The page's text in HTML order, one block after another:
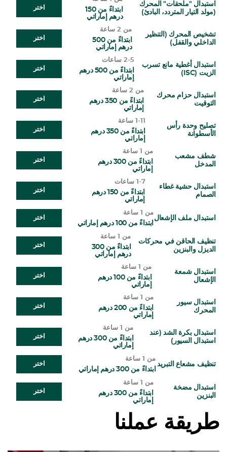
استبدال "ملحقات" المحرك
(مولد التيار المتردد، البادئ)
ابتداءً من 150
درهم إماراتي
اختر
تشخيص المحرك (التنظير
الداخلي والقفل)
من 2 ساعة
ابتداءً من 500
درهم إماراتي
اختر
استبدال أغطية مانع تسرب
الزيت (ISC)
2-5 ساعات
ابتداءً من 500 درهم
إماراتي
اختر
استبدال حزام محرك
التوقيت
من 2 ساعة
ابتداءً من 350 درهم
إماراتي
اختر
تصليح وحدة رأس
الأسطوانة
1-11 ساعة
ابتداءً من 350 درهم
إماراتي
اختر
شطف مشعب
المدخل
من 1 ساعة
ابتداءً من 300 درهم
إماراتي
اختر
استبدال حشية غطاء
الصمام
1-7 ساعات
ابتداءً من 150 درهم
إماراتي
اختر
استبدال ملف الإشعال
من 1 ساعة
ابتداءً من 100 درهم إماراتي
اختر
تنظيف الحاقن في محركات
الديزل والبنزين
من 1 ساعة
ابتداءً من 300
درهم إماراتي
اختر
استبدال شمعة
الإشعال
من 1 ساعة
ابتداءً من 100 درهم
إماراتي
اختر
استبدال سيور
المحرك
من 1 ساعة
ابتداءً من 200 درهم
إماراتي
اختر
استبدال بكرة الشد (عند
استبدال السيور)
من 1 ساعة
ابتداءً من 300 درهم
إماراتي
اختر
تنظيف مشعاع التبريد
من 1 ساعة
ابتداءً من 300 درهم إماراتي
اختر
استبدال مضخة
البنزين
من 1 ساعة
ابتداءً من 300 درهم
إماراتي
اختر
طريقة عملنا